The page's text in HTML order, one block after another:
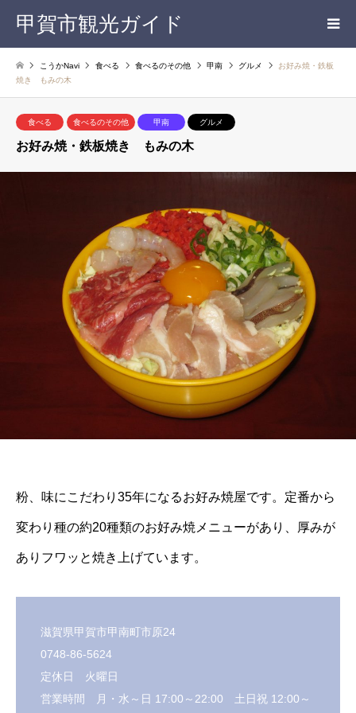
甲賀市観光ガイド
こうかNavi 食べる 食べるのその他 甲南 グルメ
お好み焼・鉄板
焼き もみの木
食べる 食べるのその他 甲南 グルメ
お好み焼・鉄板焼き もみの木
粉、味にこだわり35年になるお好み焼屋です。定番から
変わり種の約20種類のお好み焼メニューがあり、厚みが
ありフワッと焼き上げています。
滋賀県甲賀市甲南町市原24
0748-86-5624
定休日 火曜日
営業時間 月・水～日 17:00～22:00 土日祝 12:00～